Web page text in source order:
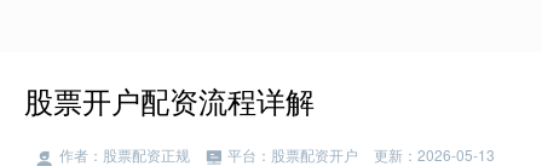
股票开户配资流程详解
作者：股票配资正规 平台：股票配资开户
更新：2026-05-13